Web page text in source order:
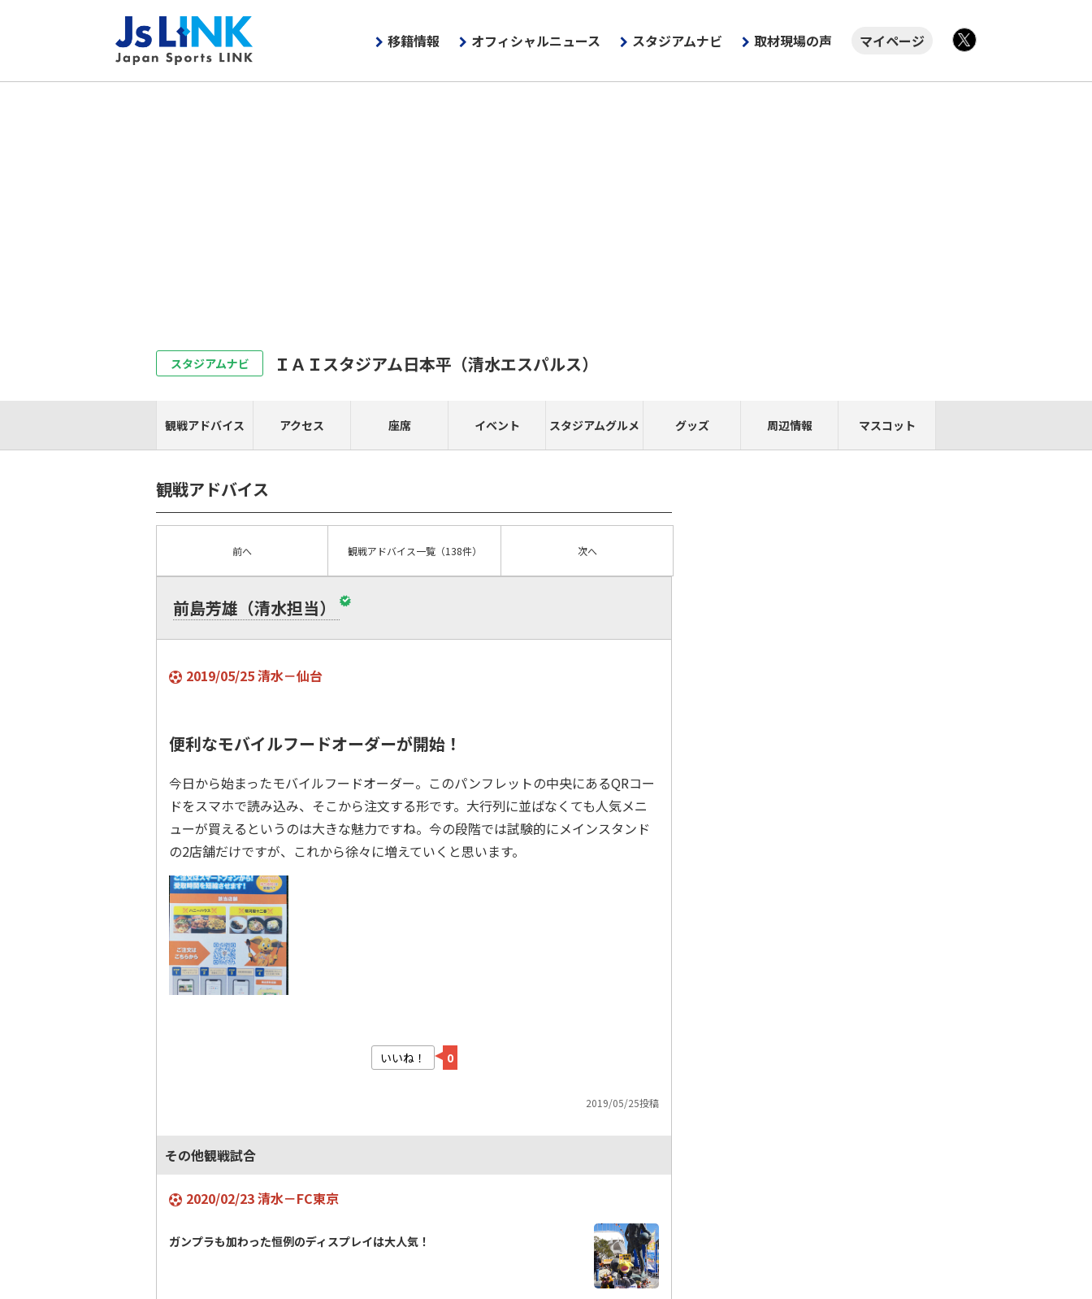
移籍情報 オフィシャルニュース スタジアムナビ 取材現場の声
マイページ
スタジアムナビ ＩＡＩスタジアム日本平 （清水エスパルス）
観戦アドバイス アクセス 座席 イベント スタジアムグルメ グッズ 周辺情報 マスコット
観戦アドバイス
前へ 観戦アドバイス一覧（138件） 次へ
前島芳雄（清水担当）
2019/05/25 清水－仙台
便利なモバイルフードオーダーが開始！
今日から始まったモバイルフードオーダー。このパンフレットの中央にあるQRコー
ドをスマホで読み込み、そこから注文する形です。大行列に並ばなくても人気メニ
ューが買えるというのは大きな魅力ですね。今の段階では試験的にメインスタンド
の2店舗だけですが、これから徐々に増えていくと思います。
いいね！ 0
2019/05/25投稿
その他観戦試合
2020/02/23 清水－FC東京
ガンプラも加わった恒例のディスプレイは大人気！